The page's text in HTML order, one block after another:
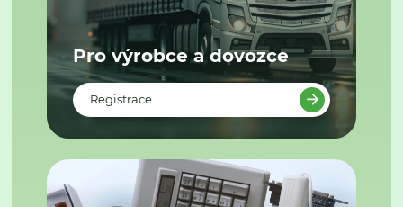
Pro výrobce a dovozce
Registrace